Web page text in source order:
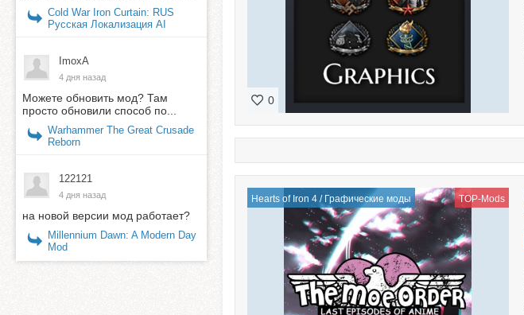
0
Hearts of Iron 4 / Графические моды TOP-Mods
Cold War Iron Curtain: RUS
Русская Локализация AI
ImoxA
4 дня назад
Можете обновить мод? Там
просто обновили способ по...
Warhammer The Great Crusade
Reborn
122121
4 дня назад
на новой версии мод работает?
Millennium Dawn: A Modern Day
Mod